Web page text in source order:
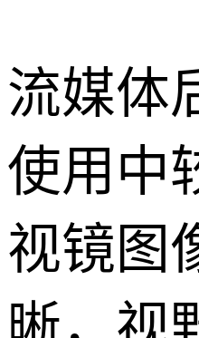
流媒体
使用中
视镜图